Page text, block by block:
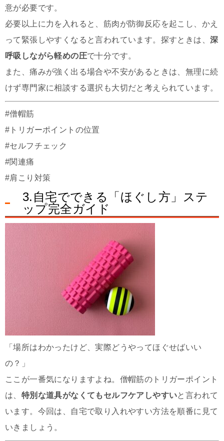
意が必要です。
必要以上に力を入れると、筋肉が防御反応を起こし、かえ
って緊張しやすくなると言われています。探すときは、 深
呼吸しながら軽めの圧で十分です。
また、痛みが強く出る場合や不安があるときは、無理に続
けず専門家に相談する選択も大切だと考えられています。
#僧帽筋
#トリガーポイントの位置
#セルフチェック
#関連痛
#肩こり対策
3.自宅でできる「ほぐし方」ステ
ップ完全ガイド
「場所はわかったけど、実際どうやってほぐせばいい
の？」
ここが一番気になりますよね。僧帽筋のトリガーポイント
は、 特別な道具がなくてもセルフケアしやすいと言われて
います。今回は、自宅で取り入れやすい方法を順番に見て
いきましょう。